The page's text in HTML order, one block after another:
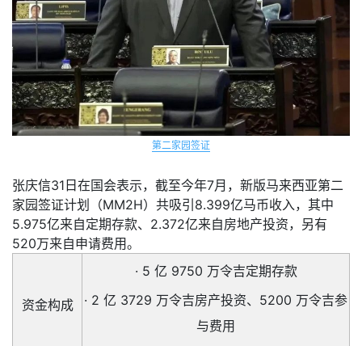
第二家园签证
张庆信31日在国会表示，截至今年7月，新版马来西亚第二
家园签证计划 （MM2H）共吸引8.399亿马币收入，其中
5.975亿来自定期存款、2.372亿来自房地产投资，另有
520万来自申请费用。
资金构成
· 5 亿 9750 万令吉定期存款
· 2 亿 3729 万令吉房产投资、5200 万令吉参
与费用